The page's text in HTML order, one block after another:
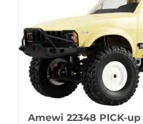
Amewi 22348 PICK-up